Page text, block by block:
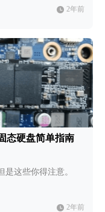
2年前
态硬盘简单指南
这些你得注意。
2年前